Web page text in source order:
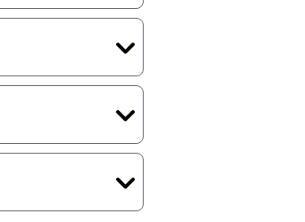
dalam arti hanya
serta
download